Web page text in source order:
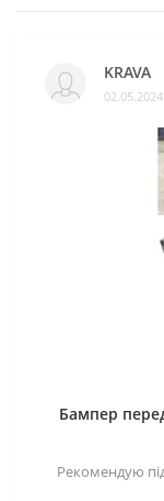
KRAVA
02.05.2024
Бампер
Рекомендую